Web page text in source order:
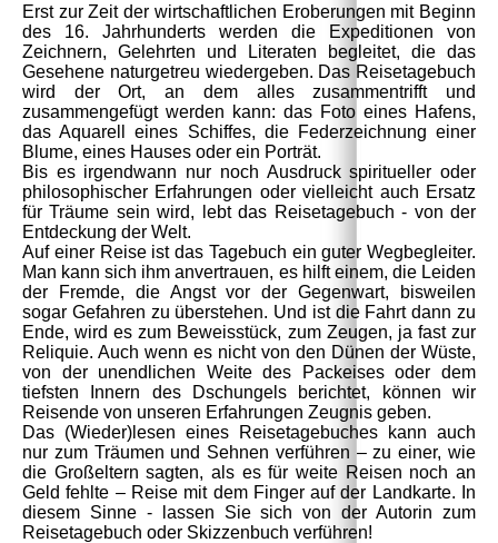
Erst zur Zeit der wirtschaftlichen Eroberungen mit Beginn
des 16. Jahrhunderts werden die Expeditionen von
Zeichnern, Gelehrten und Literaten begleitet, die das
Gesehene naturgetreu wiedergeben. Das Reisetagebuch
wird der Ort, an dem alles zusammentrifft und
zusammengefügt werden kann: das Foto eines Hafens,
das Aquarell eines Schiffes, die Federzeichnung einer
Blume, eines Hauses oder ein Porträt.
Bis es irgendwann nur noch Ausdruck spiritueller oder
philosophischer Erfahrungen oder vielleicht auch Ersatz
für Träume sein wird, lebt das Reisetagebuch - von der
Entdeckung der Welt.
Auf einer Reise ist das Tagebuch ein guter Wegbegleiter.
Man kann sich ihm anvertrauen, es hilft einem, die Leiden
der Fremde, die Angst vor der Gegenwart, bisweilen
sogar Gefahren zu überstehen. Und ist die Fahrt dann zu
Ende, wird es zum Beweisstück, zum Zeugen, ja fast zur
Reliquie. Auch wenn es nicht von den Dünen der Wüste,
von der unendlichen Weite des Packeises oder dem
tiefsten Innern des Dschungels berichtet, können wir
Reisende von unseren Erfahrungen Zeugnis geben.
Das (Wieder)lesen eines Reisetagebuches kann auch
nur zum Träumen und Sehnen verführen – zu einer, wie
die Großeltern sagten, als es für weite Reisen noch an
Geld fehlte – Reise mit dem Finger auf der Landkarte. In
diesem Sinne - lassen Sie sich von der Autorin zum
Reisetagebuch oder Skizzenbuch verführen!